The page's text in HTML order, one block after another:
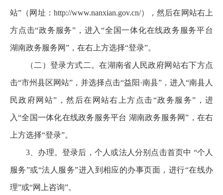
站”（网址：http://www.nanxian.gov.cn/），然后在网站右上
方点击“政务服务”，进入“全国一体化在线政务服务平台
湖南政务服务网”，在右上方选择“登录”。
（二）登录方式二。在湖南省人民政府网站右下方点
击“市州县区网站”，并选择点击“益阳·南县”，进入“南县人
民政府网站”，然后在网站右上方点击“政务服务”，进
入“全国一体化在线政务服务平台 湖南政务服务网”，在右
上方选择“登录”。
3、办理。登录后，个人或法人分别点击首页中 “个人
服务”或“法人服务”进入到相应的办事页面，进行“在线办
理”或“网上咨询”。